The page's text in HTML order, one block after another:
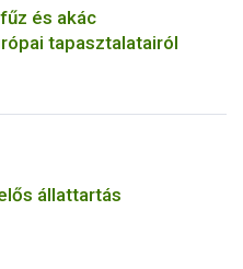
és akác
tapasztalatairól
állattartás